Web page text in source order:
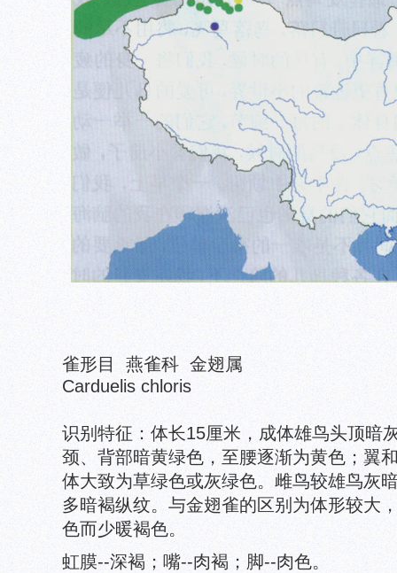
雀形目 燕雀科 金翅属
Carduelis chloris
识别特征：体长15厘米，成体雄鸟头顶暗
颈、背部暗黄绿色，至腰逐渐为黄色；翼
体大致为草绿色或灰绿色。雌鸟较雄鸟灰
多暗褐纵纹。与金翅雀的区别为体形较大
色而少暖褐色。
虹膜--深褐；嘴--肉褐；脚--肉色。